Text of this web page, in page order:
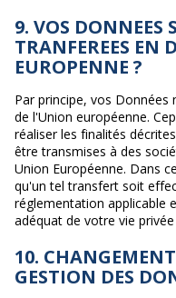
9. VOS DONNEES
TRANFEREES EN
EUROPENNE ?
Par principe, vos
de l'Union européenne.
réaliser les finalités
être transmises à des
Union Européenne. Dans
qu'un tel transfert soit
réglementation applicable
adéquat de votre vie
10.
GESTION DES